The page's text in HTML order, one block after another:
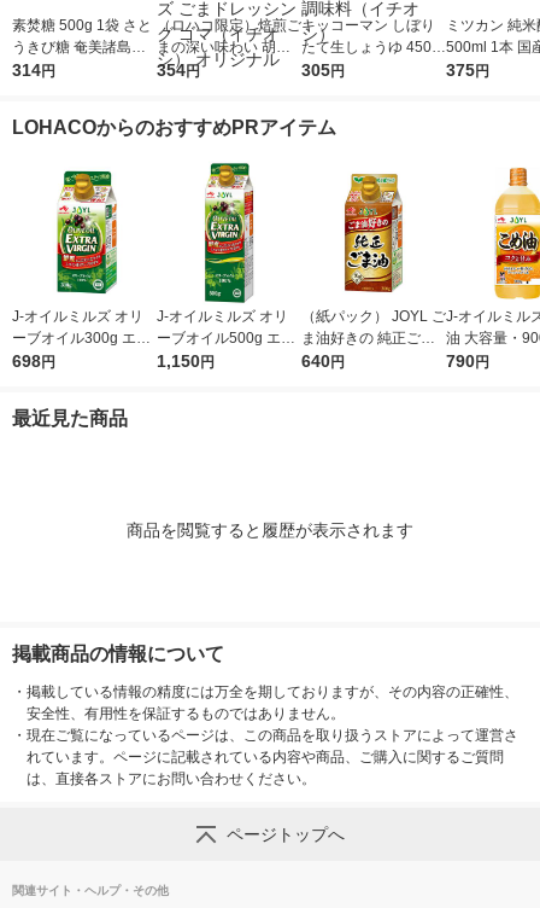
素焚糖 500g 1袋 さと
うきび糖 奄美諸島産
原料 チャック付き袋
314円
（ロハコ限定）焙煎ご
まの深い味わい 胡麻
ドレッシング 490ml 1
ゴマ（イチオシ） オ
354円
キッコーマン しぼり
たて生しょうゆ 450m
l 1本 ＜やわらか密封
シ）
305円
ミツカン 純
500ml 1本 国
0％ 米酢 食酢
375円
LOHACOからのおすすめPRアイテム
J-オイルミルズ オリ
ーブオイル300g エキ
ストラバージン スペ
L
698円
J-オイルミルズ オリ
ーブオイル500g エキ
ストラバージン スペ
1,150円
（紙パック） JOYL ご
ま油好きの 純正ごま
油 300g 1本 味の素 J-
640円
J-オイルミル
油 大容量・
ト 1本 JOYL
790円
最近見た商品
商品を閲覧すると履歴が表示されます
掲載商品の情報について
・ 掲載している情報の精度には万全を期しておりますが、その内容の正確性、
安全性、有用性を保証するものではありません。
・ 現在ご覧になっているページは、この商品を取り扱うストアによって運営さ
れています。ページに記載されている内容や商品、ご購入に関するご質問
は、直接各ストアにお問い合わせください。
ページトップへ
関連サイト・ヘルプ・その他